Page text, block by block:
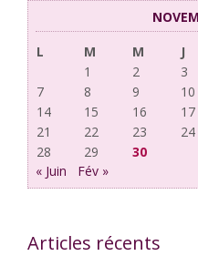
L
M M J
1
2 3
7
8 9 10
14
15 16 17
21
22 23 24
28
29
30
« Juin
Fév »
Articles récents